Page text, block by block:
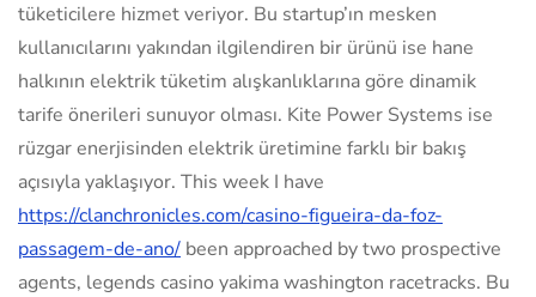
tüketicilere hizmet veriyor. Bu startup’ın mesken
kullanıcılarını yakından ilgilendiren bir ürünü ise hane
halkının elektrik tüketim alışkanlıklarına göre dinamik
tarife önerileri sunuyor olması. Kite Power Systems ise
rüzgar enerjisinden elektrik üretimine farklı bir bakış
açısıyla yaklaşıyor. This week I have
https://clanchronicles.com/casino-figueira-da-foz-
passagem-de-ano/ been approached by two prospective
agents, legends casino yakima washington racetracks. Bu